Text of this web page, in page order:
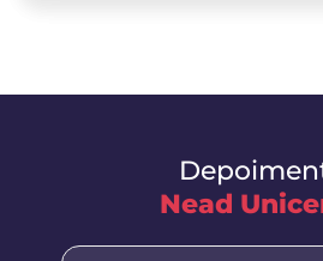
Nead